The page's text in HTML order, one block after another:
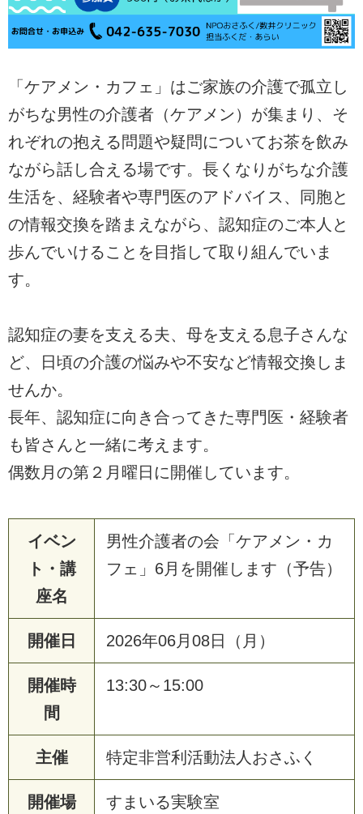
「ケアメン・カフェ」はご家族の介護で孤立し
がちな男性の介護者（ケアメン）が集まり、そ
れぞれの抱える問題や疑問についてお茶を飲み
ながら話し合える場です。長くなりがちな介護
生活を、経験者や専門医のアドバイス、同胞と
の情報交換を踏まえながら、認知症のご本人と
歩んでいけることを目指して取り組んでいま
す。
認知症の妻を支える夫、母を支える息子さんな
ど、日頃の介護の悩みや不安など情報交換しま
せんか。
長年、認知症に向き合ってきた専門医・経験者
も皆さんと一緒に考えます。
偶数月の第２月曜日に開催しています。
イベン
ト・講
座名
男性介護者の会「ケアメン・カ
フェ」6月を開催します（予告）
開催日 2026年06月08日（月）
開催時
間
13:30～15:00
主催 特定非営利活動法人おさふく
開催場 すまいる実験室